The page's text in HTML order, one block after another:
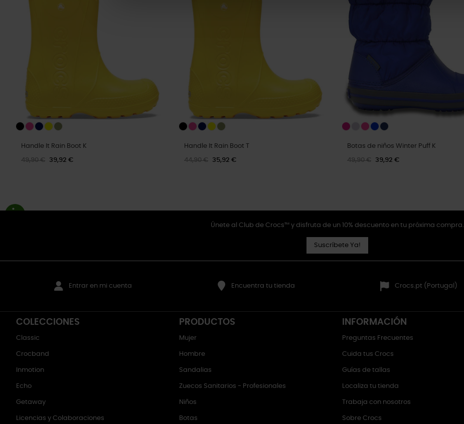
Handle It Rain Boot K
49,90 € 39,92 €
Handle It Rain Boot T
44,90 € 35,92 €
Botas de niños Winter Puff K
49,90 € 39,92 €
Únete al Club de Crocs™ y disfruta de un 10% descuento en tu próxima compra.
Suscríbete Ya!
Entrar en mi cuenta Encuentra tu tienda Crocs.pt (Portugal)
COLECCIONES
Classic
Crocband
Inmotion
Echo
Getaway
Licencias y Colaboraciones
PRODUCTOS
Mujer
Hombre
Sandalias
Zuecos Sanitarios - Profesionales
Niños
Botas
INFORMACIÓN
Preguntas Frecuentes
Cuida tus Crocs
Guías de tallas
Localiza tu tienda
Trabaja con nosotros
Sobre Crocs